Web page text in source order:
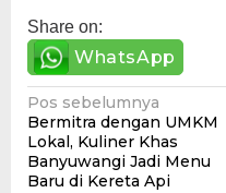
Share on:
WhatsApp
Navigasi
pos
Pos sebelumnya
Bermitra dengan UMKM
Lokal, Kuliner Khas
Banyuwangi Jadi Menu
Baru di Kereta Api